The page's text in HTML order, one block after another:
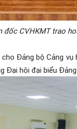
CVHKMT trao
Đảng bộ Cảng
Đại hội đại biểu